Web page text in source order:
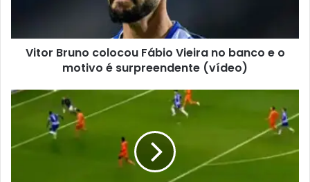
Vitor Bruno colocou Fábio Vieira no banco e o
motivo é surpreendente (vídeo)